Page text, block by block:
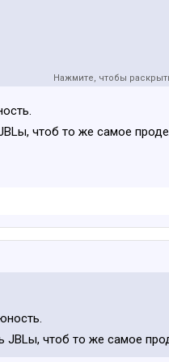
Нажмите, чтобы
чтоб то же самое
JBLы, чтоб то же самое